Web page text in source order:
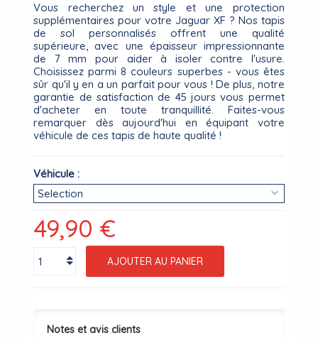
Vous recherchez un style et une protection
supplémentaires pour votre Jaguar XF ? Nos tapis
de sol personnalisés offrent une qualité
supérieure, avec une épaisseur impressionnante
de 7 mm pour aider à isoler contre l'usure.
Choisissez parmi 8 couleurs superbes - vous êtes
sûr qu'il y en a un parfait pour vous ! De plus, notre
garantie de satisfaction de 45 jours vous permet
d'acheter en toute tranquillité. Faites-vous
remarquer dès aujourd'hui en équipant votre
véhicule de ces tapis de haute qualité !
Véhicule :
49,90 €
AJOUTER AU PANIER
Notes et avis clients